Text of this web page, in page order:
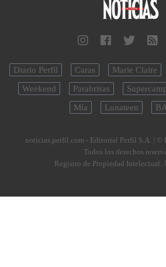
Diario Perfil Caras Marie Claire
Weekend
Parabrisas
Mía
Lunateen
noticias.perfil.com - Editorial Perfil S.A. | ©
Todos los derechos
Registro de Propiedad Intelectual: